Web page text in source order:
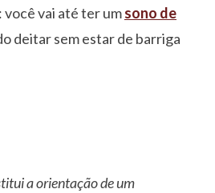
você vai até ter umsono de
deitar sem estar de barriga
a orientação de um